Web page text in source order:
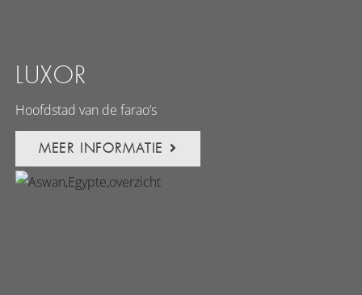
LUXOR
Hoofdstad van de farao’s
MEER INFORMATIE